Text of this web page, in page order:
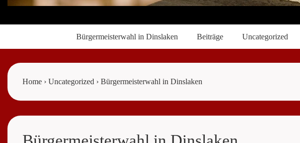
Navigation
Bürgermeisterwahl in Dinslaken Beiträge Uncategorized
Home › Uncategorized › Bürgermeisterwahl in Dinslaken